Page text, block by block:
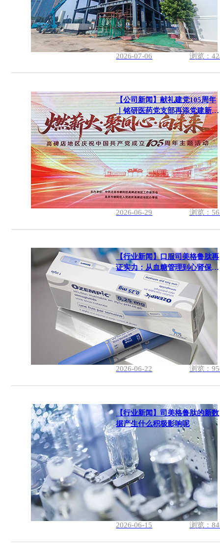
2026-07-06 浏览：
【公司新闻】献礼建党105周年
｜铭研医药党支部再添党建新荣
誉
2026-06-29 浏览：
【行业新闻】口服司美格鲁肽再
证实力：从血糖管理到心肾保护
的进阶之路
2026-06-22 浏览：
【行业新闻】司美格鲁肽的新数
据产生什么积极影响呢
2026-06-15 浏览：